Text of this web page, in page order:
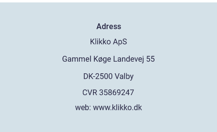
Adress
web: www.klikko.dk